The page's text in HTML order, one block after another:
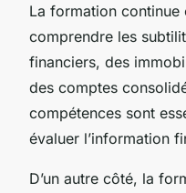
La formation continue
comprendre les
financiers, des
des comptes
compétences sont
évaluer l’information
D’un autre côté, la